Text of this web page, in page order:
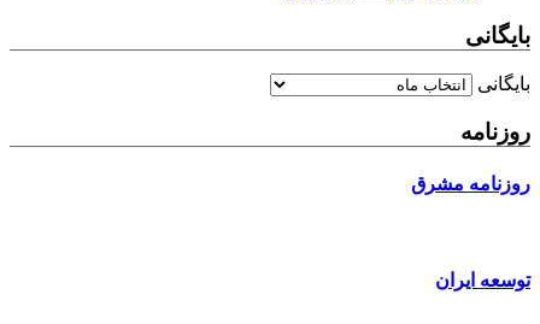
بایگانی
بایگانی
روزنامه
روزنامه مشرق
توسعه ایران